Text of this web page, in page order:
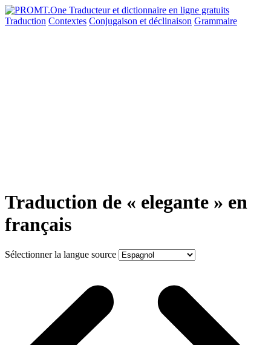
Traduction Contextes Conjugaison et déclinaison Grammaire
Traduction de « elegante » en
français
Sélectionner la langue source